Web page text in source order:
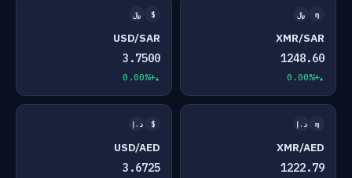
ɱ ﷼
XMR/SAR
1248.60
+0.00%
$ ﷼
USD/SAR
3.7500
+0.00%
ɱ د.إ
XMR/AED
1222.79
$ د.إ
USD/AED
3.6725